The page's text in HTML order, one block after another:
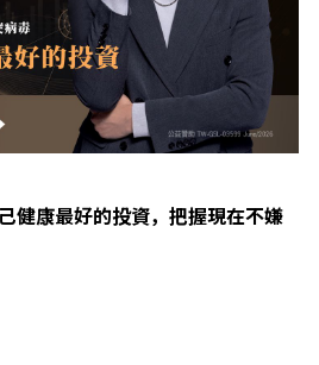
健康最好的投資，把握現在不嫌